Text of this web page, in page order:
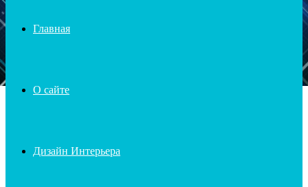
Главная
О сайте
Дизайн Интерьера